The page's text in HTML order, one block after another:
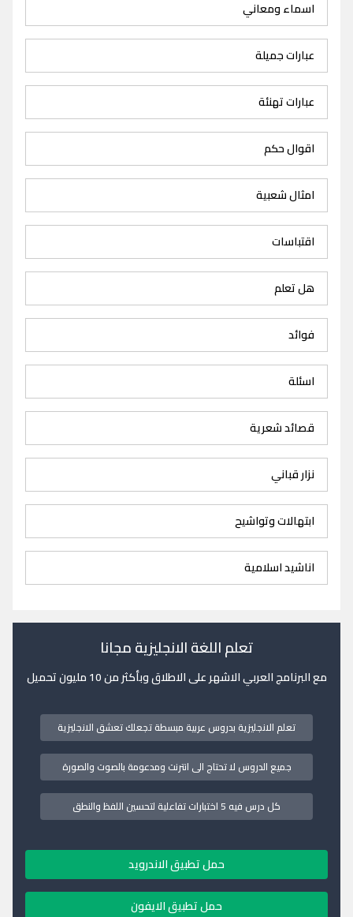
اسماء ومعاني
عبارات جميلة
عبارات تهنئة
اقوال حكم
امثال شعبية
اقتباسات
هل تعلم
فوائد
اسئلة
قصائد شعرية
نزار قباني
ابتهالات وتواشيح
اناشيد اسلامية
تعلم اللغة الانجليزية مجانا
مع البرنامج العربي الاشهر على الاطلاق وبأكثر من 10 مليون تحميل
تعلم الانجليزية بدروس عربية مبسطة تجعلك تعشق الانجليزية
جميع الدروس لا تحتاج الى انترنت ومدعومة بالصوت والصورة
كل درس فيه 5 اختبارات تفاعلية لتحسين اللفظ والنطق
حمل تطبيق الاندرويد
حمل تطبيق الايفون